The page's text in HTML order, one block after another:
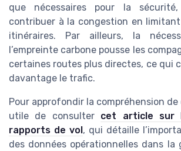
que nécessaires pour la
contribuer à la congestion en
itinéraires. Par ailleurs, la
l’empreinte carbone pousse les
certaines routes plus directes, ce qui
davantage le trafic.
Pour approfondir la compréhension
utile de consulter cet article sur
rapports de vol, qui détaille
des données opérationnelles dans